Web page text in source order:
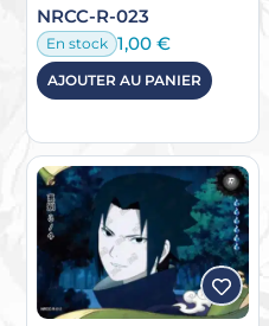
NRCC-R-023
En stock 1,00€
AJOUTER AU PANIER